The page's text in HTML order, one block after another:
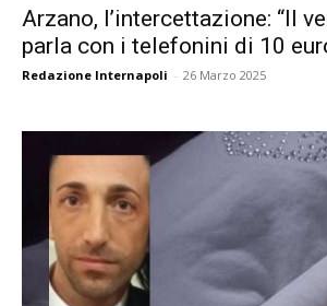
Arzano, l’intercettazione: “Il
parla con i telefonini di 10
Redazione Internapoli - 26 Marzo 2025